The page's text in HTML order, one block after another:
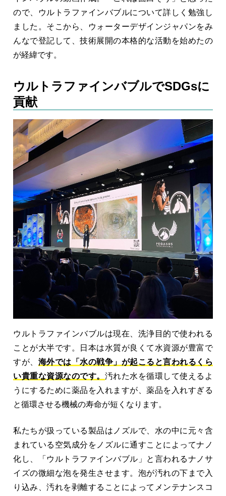
ので、ウルトラファインバブルについて詳しく勉強し
ました。そこから、ウォーターデザインジャパンをみ
んなで登記して、技術展開の本格的な活動を始めたの
が経緯です。
ウルトラファインバブルでSDGsに
貢献
ウルトラファインバブルは現在、洗浄目的で使われる
ことが大半です。日本は水質が良くて水資源が豊富で
すが、 海外では「水の戦争」が起こると言われるくら
い貴重な資源なのです。 汚れた水を循環して使えるよ
うにするために薬品を入れますが、薬品を入れすぎる
と循環させる機械の寿命が短くなります。
私たちが扱っている製品はノズルで、水の中に元々含
まれている空気成分をノズルに通すことによってナノ
化し、「ウルトラファインバブル」と言われるナノサ
イズの微細な泡を発生させます。泡が汚れの下まで入
り込み、汚れを剥離することによってメンテナンスコ